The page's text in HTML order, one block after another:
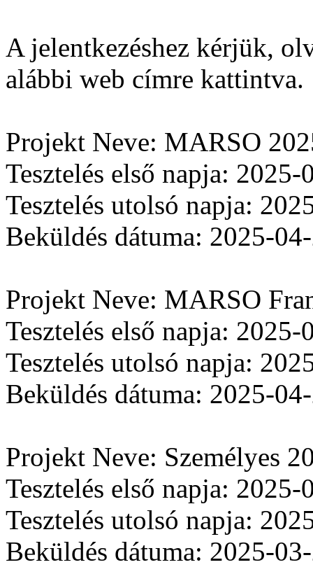
A jelentkezéshez kérjük,
alábbi web címre kattintva.
Projekt Neve: MARSO
Tesztelés első napja: 2025-
Tesztelés utolsó napja:
Beküldés dátuma: 2025-
Projekt Neve: MARSO
Tesztelés első napja: 2025-
Tesztelés utolsó napja:
Beküldés dátuma: 2025-
Projekt Neve: Személyes
Tesztelés első napja: 2025-
Tesztelés utolsó napja:
Beküldés dátuma: 2025-